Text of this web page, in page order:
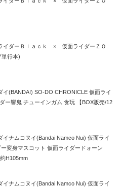
イダーＢｌａｃｋ × 仮面ライダーＺＯ
単行本)
イ(BANDAI) SO-DO CHRONICLE 仮面ライ
ー響鬼 チューインガム 食玩 【BOX販売/12
イナムコヌイ(Bandai Namco Nui) 仮面ライ
変身マスコット 仮面ライダードォーン
H105mm
イナムコヌイ(Bandai Namco Nui) 仮面ライ